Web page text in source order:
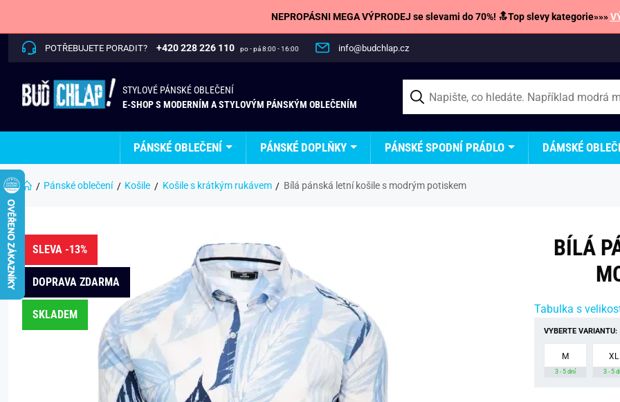
NEPROPÁSNI MEGA VÝPRODEJ se slevami do 70%! 🔝Top slevy kategorie»»»
POTŘEBUJETE PORADIT? +420 228 226 110 po - pá 8:00 - 16:00 info@budchlap.cz
STYLOVÉ PÁNSKÉ OBLEČENÍ
E-SHOP S MODERNÍM A STYLOVÝM PÁNSKÝM OBLEČENÍM
PÁNSKÉ OBLEČENÍ PÁNSKÉ DOPLŇKY PÁNSKÉ SPODNÍ PRÁDLO DÁMSKÉ
Pánské oblečení Košile Košile s krátkým rukávem Bílá pánská letní košile s modrým potiskem
SLEVA -13%
DOPRAVA ZDARMA
SKLADEM
BÍLÁ
Tabulka s
VYBERTE VARIANTU:
M
3 - 5 dní
XL
3 - 5